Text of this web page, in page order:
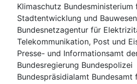
Klimaschutz Bundesministerium
Stadtentwicklung und Bauwesen
Bundesnetzagentur für
Telekommunikation, Post und
Presse- und Informationsamt
Bundesregierung Bundespolizei
Bundespräsidialamt